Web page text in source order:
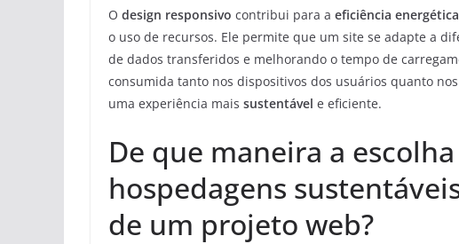
O design responsivo contribui para a eficiência energética
o uso de recursos. Ele permite que um site se adapte a
de dados transferidos e melhorando o tempo de
consumida tanto nos dispositivos dos usuários quanto
uma experiência mais sustentável e eficiente.
De que maneira a
hospedagens
de um projeto web?